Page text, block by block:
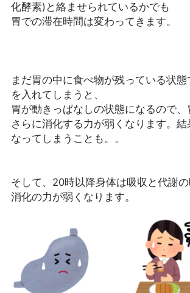
化酵素)と絡ませられているかでも
胃での滞在時間は変わってきます。
まだ胃の中に食べ物が残っている状
を入れてしまうと、
胃が動きっぱなしの状態になるので、
さらに消化する力が弱くなります。
なってしまうことも。。
そして、20時以降身体は吸収と代謝の
消化の力が弱くなります。